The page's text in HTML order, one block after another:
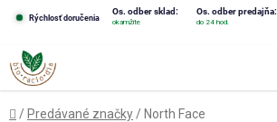
obsah
Rýchlosť doručenia
Os. odber sklad: Os. odber predajňa:
okamžite do 24 hod.
Domov
/ Predávané značky / North Face